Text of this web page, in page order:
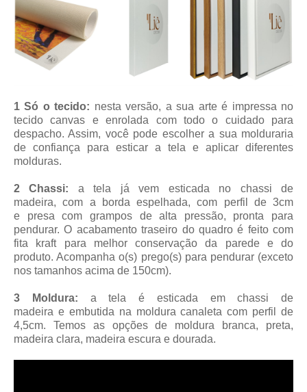
1 Só o tecido: nesta versão, a sua arte é impressa no
tecido canvas e enrolada com todo o cuidado para
despacho. Assim, você pode escolher a sua molduraria
de confiança para esticar a tela e aplicar diferentes
molduras.
2 Chassi: a tela já vem esticada no chassi de
madeira, com a borda espelhada, com perfil de 3cm
e presa com grampos de alta pressão, pronta para
pendurar. O acabamento traseiro do quadro é feito com
fita kraft para melhor conservação da parede e do
produto. Acompanha o(s) prego(s) para pendurar (exceto
nos tamanhos acima de 150cm).
3 Moldura:
a tela é esticada em chassi de
madeira e embutida na moldura canaletacom perfil de
4,5cm. Temos as opções de moldura branca, preta,
madeira clara, madeira escura e dourada.